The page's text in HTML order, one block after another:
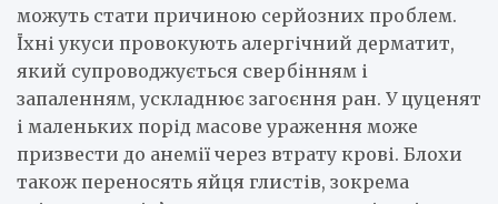
можуть стати причиною серйозних проблем.
Їхні укуси провокують алергічний дерматит,
який супроводжується свербінням і
запаленням, ускладнює загоєння ран. У цуценят
і маленьких порід масове ураження може
призвести до анемії через втрату крові. Блохи
також переносять яйця глистів, зокрема